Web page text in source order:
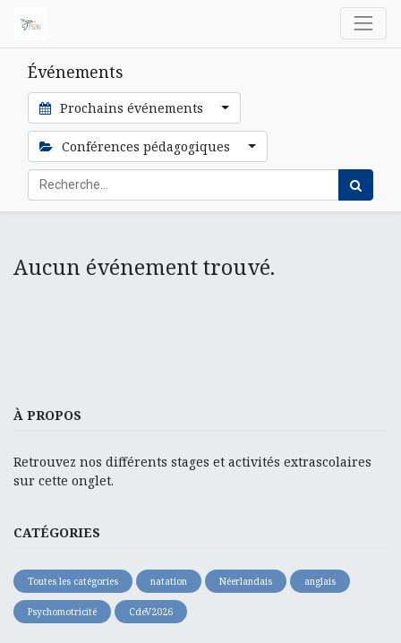
Événements
Prochains événements
Conférences pédagogiques
Aucun événement trouvé.
À PROPOS
Retrouvez nos différents stages et activités extrascolaires
sur cette onglet.
CATÉGORIES
Toutes les catégories natation Néerlandais anglais
Psychomotricité CdeV2026